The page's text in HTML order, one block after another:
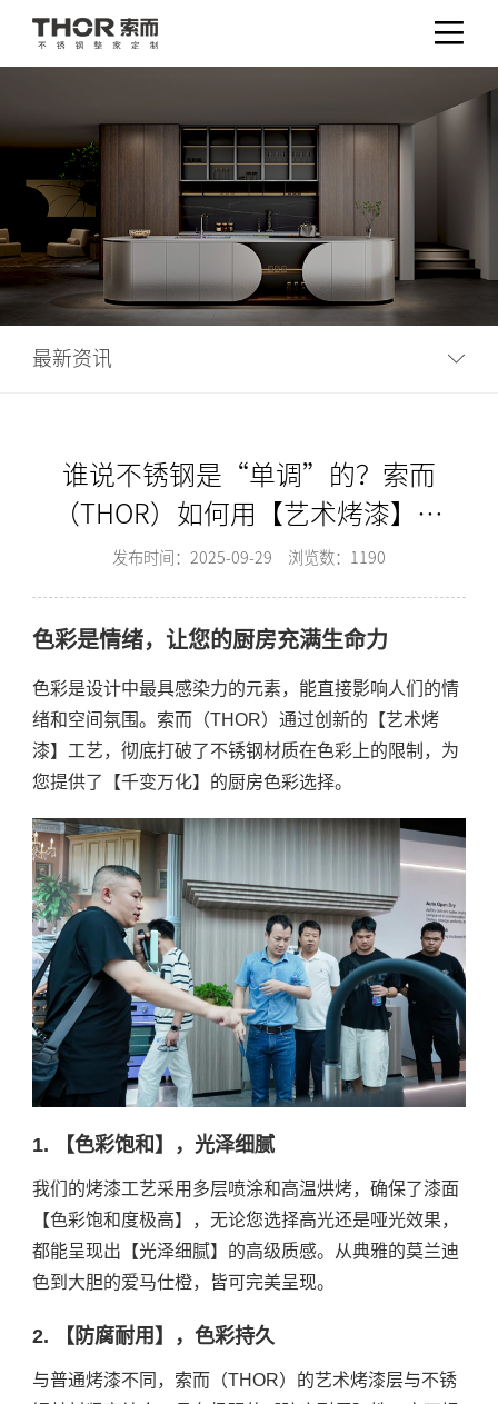
最新资讯
谁说不锈钢是“单调”的？索而
（THOR）如何用【艺术烤漆】工
艺，打造千变万化的厨房色彩？-
索而THOR
发布时间：2025-09-29 浏览数：1190
色彩是情绪，让您的厨房充满生命力
色彩是设计中最具感染力的元素，能直接影响人们的情
绪和空间氛围。索而（THOR）通过创新的【艺术烤
漆】工艺，彻底打破了不锈钢材质在色彩上的限制，为
您提供了【千变万化】的厨房色彩选择。
1. 【色彩饱和】，光泽细腻
我们的烤漆工艺采用多层喷涂和高温烘烤，确保了漆面
【色彩饱和度极高】，无论您选择高光还是哑光效果，
都能呈现出【光泽细腻】的高级质感。从典雅的莫兰迪
色到大胆的爱马仕橙，皆可完美呈现。
2. 【防腐耐用】，色彩持久
与普通烤漆不同，索而（THOR）的艺术烤漆层与不锈